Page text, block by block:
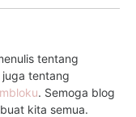
tentang
tentang
. Semoga blog
kita semua.